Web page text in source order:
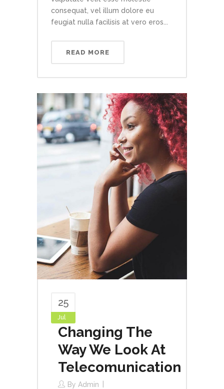
consequat, vel illum dolore eu
feugiat nulla facilisis at vero eros...
READ MORE
25
Jul
Changing The
Way We Look At
Telecomunication
By Admin